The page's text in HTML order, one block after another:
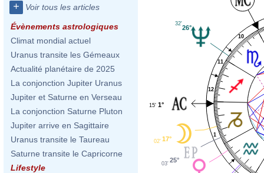
+ Voir tous les articles
Évènements astrologiques
Climat mondial actuel
Uranus transite les Gémeaux
Actualité planétaire de 2025
La conjonction Jupiter Uranus
Jupiter et Saturne en Verseau
La conjonction Saturne Pluton
Jupiter arrive en Sagittaire
Uranus transite le Taureau
Saturne transite le Capricorne
Lifestyle
1
10
11
12
26°
32'
1°
15'
17°
02'
25°
03'